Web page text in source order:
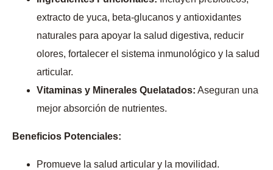
extracto de yuca, beta-glucanos y antioxidantes
naturales para apoyar la salud digestiva, reducir
olores, fortalecer el sistema inmunológico y la salud
articular.
Vitaminas y Minerales Quelatados: Aseguran una
mejor absorción de nutrientes.
Beneficios Potenciales:
Promueve la salud articular y la movilidad.